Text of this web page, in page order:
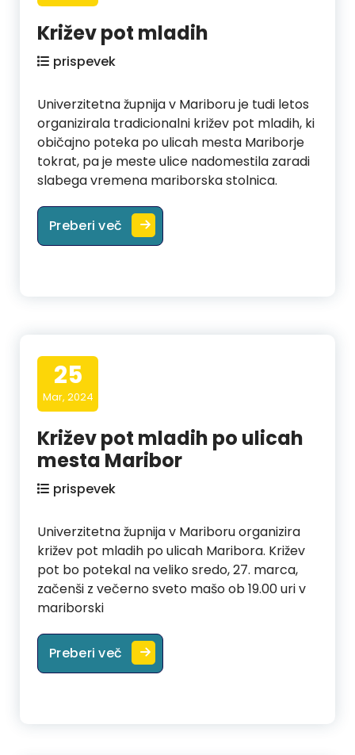
Križev pot mladih
prispevek
Univerzitetna župnija v Mariboru je tudi letos
organizirala tradicionalni križev pot mladih, ki
običajno poteka po ulicah mesta Mariborje
tokrat, pa je meste ulice nadomestila zaradi
slabega vremena mariborska stolnica.
Preberi več Križev pot mladih
25
Mar, 2024
Križev pot mladih po ulicah
mesta Maribor
prispevek
Univerzitetna župnija v Mariboru organizira
križev pot mladih po ulicah Maribora. Križev
pot bo potekal na veliko sredo, 27. marca,
začenši z večerno sveto mašo ob 19.00 uri v
mariborski
Preberi več Križev pot mladih po ulicah mesta